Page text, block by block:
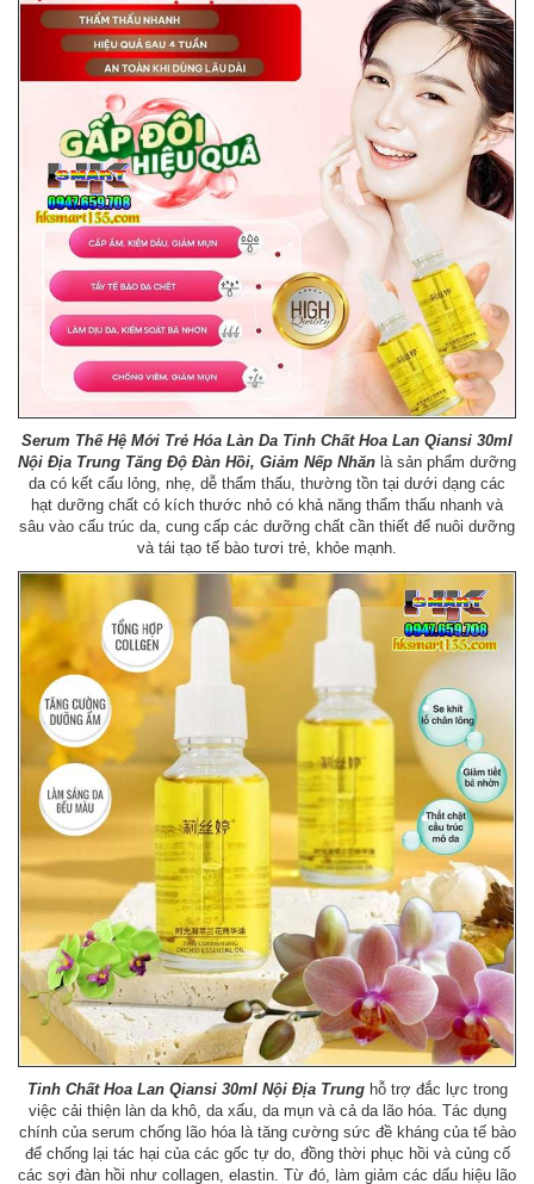
Serum Thế Hệ Mới Trẻ Hóa Làn Da Tinh Chất Hoa Lan Qiansi 30ml
Nội Địa Trung Tăng Độ Đàn Hồi, Giảm Nếp Nhăn là sản phẩm dưỡng
da có kết cấu lỏng, nhẹ, dễ thẩm thấu, thường tồn tại dưới dạng các
hạt dưỡng chất có kích thước nhỏ có khả năng thẩm thấu nhanh và
sâu vào cấu trúc da, cung cấp các dưỡng chất cần thiết để nuôi dưỡng
và tái tạo tế bào tươi trẻ, khỏe mạnh.
Tinh Chất Hoa Lan Qiansi 30ml Nội Địa Trung hỗ trợ đắc lực trong
việc cải thiện làn da khô, da xấu, da mụn và cả da lão hóa. Tác dụng
chính của serum chống lão hóa là tăng cường sức đề kháng của tế bào
để chống lại tác hại của các gốc tự do, đồng thời phục hồi và củng cố
các sợi đàn hồi như collagen, elastin. Từ đó, làm giảm các dấu hiệu lão